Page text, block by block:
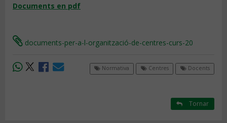
Documents en pdf​​​
documents-per-a-l-organització-de-centres-curs-20
Normativa Centres Docents
Tornar